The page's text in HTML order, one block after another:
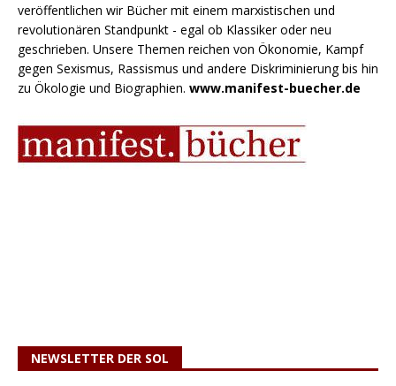
veröffentlichen wir Bücher mit einem marxistischen und
revolutionären Standpunkt - egal ob Klassiker oder neu
geschrieben. Unsere Themen reichen von Ökonomie, Kampf
gegen Sexismus, Rassismus und andere Diskriminierung bis hin
zu Ökologie und Biographien. www.manifest-buecher.de
NEWSLETTER DER SOL